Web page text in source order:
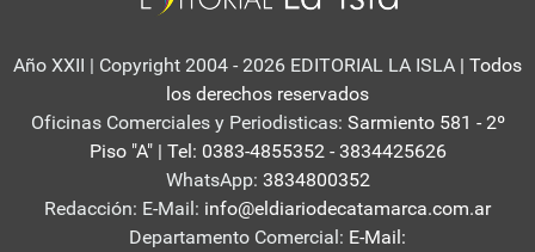
Año XXII | Copyright 2004 - 2026 EDITORIAL LA ISLA | Todos
los derechos reservados
Oficinas Comerciales y Periodisticas: Sarmiento 581 - 2º
Piso "A" | Tel: 0383-4855352 - 3834425626
WhatsApp: 3834800352
Redacción: E-Mail: info@eldiariodecatamarca.com.ar
Departamento Comercial: E-Mail: